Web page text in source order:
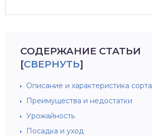
СОДЕРЖАНИЕ СТАТЬИ
[СВЕРНУТЬ]
Описание и характеристика сорта
Преимущества и недостатки
Урожайность
Посадка и уход